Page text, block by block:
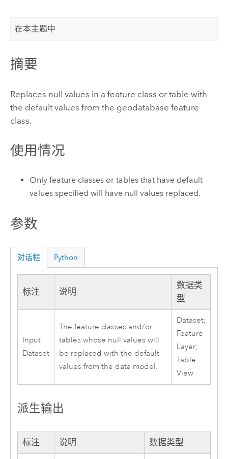
在本主题中
摘要
Replaces null values in a feature class or table with
the default values from the geodatabase feature
class.
使用情况
Only feature classes or tables that have default
values specified will have null values replaced.
参数
对话框 Python
标注 说明
数据类
型
Input
Dataset
The feature classes and/or
tables whose null values will
be replaced with the default
values from the data model.
Dataset;
Feature
Layer;
Table
View
派生输出
标注 说明 数据类型